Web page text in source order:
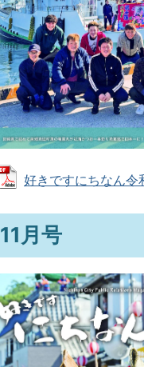
好きですにちなん令
11月号